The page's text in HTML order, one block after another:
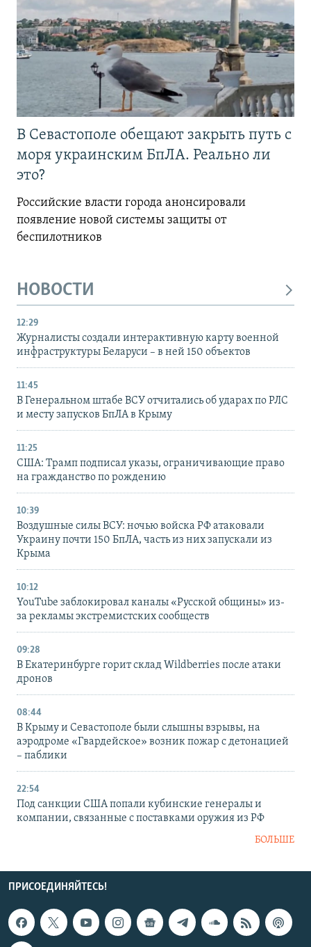
В Севастополе обещают закрыть путь с
моря украинским БпЛА. Реально ли
это?
Российские власти города анонсировали
появление новой системы защиты от
беспилотников
НОВОСТИ
12:29
Журналисты создали интерактивную карту военной
инфраструктуры Беларуси – в ней 150 объектов
11:45
В Генеральном штабе ВСУ отчитались об ударах по РЛС
и месту запусков БпЛА в Крыму
11:25
США: Трамп подписал указы, ограничивающие право
на гражданство по рождению
10:39
Воздушные силы ВСУ: ночью войска РФ атаковали
Украину почти 150 БпЛА, часть из них запускали из
Крыма
10:12
YouTube заблокировал каналы «Русской общины» из-
за рекламы экстремистских сообществ
09:28
В Екатеринбурге горит склад Wildberries после атаки
дронов
08:44
В Крыму и Севастополе были слышны взрывы, на
аэродроме «Гвардейское» возник пожар с детонацией
– паблики
22:54
Под санкции США попали кубинские генералы и
компании, связанные с поставками оружия из РФ
БОЛЬШЕ
ПРИСОЕДИНЯЙТЕСЬ!